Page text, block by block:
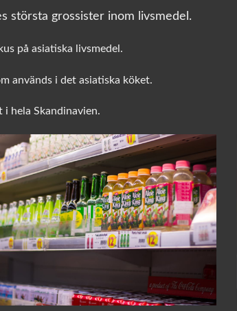
största grossister inom livsmedel.
på asiatiska livsmedel.
används i det asiatiska köket.
i hela Skandinavien.